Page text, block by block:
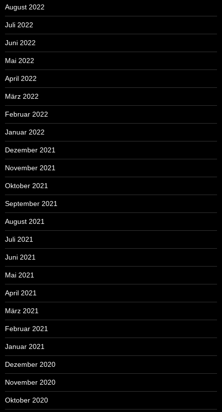
August 2022
Juli 2022
Juni 2022
Mai 2022
April 2022
März 2022
Februar 2022
Januar 2022
Dezember 2021
November 2021
Oktober 2021
September 2021
August 2021
Juli 2021
Juni 2021
Mai 2021
April 2021
März 2021
Februar 2021
Januar 2021
Dezember 2020
November 2020
Oktober 2020